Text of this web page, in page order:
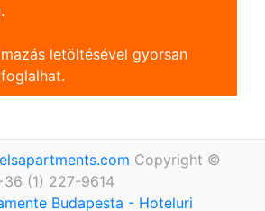
letöltésével gyorsan
Copyright ©
(1) 227-9614
Budapesta - Hoteluri